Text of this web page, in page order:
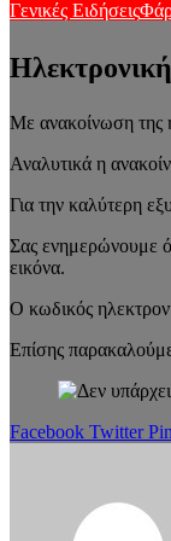
Γενικές Ειδήσεις
Με ανακοίνωση της
Αναλυτικά η
Για την καλύτερη
Σας ενημερώνουμε
εικόνα.
Ο κωδικός
Επίσης
Facebook Twitter